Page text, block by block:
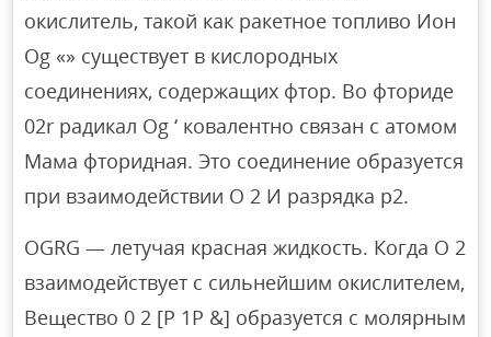
окислитель, такой как ракетное топливо Ион
Og «» существует в кислородных
соединениях, содержащих фтор. Во фториде
02r радикал Og ‘ ковалентно связан с атомом
Мама фторидная. Это соединение образуется
при взаимодействии O 2 И разрядка р2.
OGRG — летучая красная жидкость. Когда O 2
взаимодействует с сильнейшим окислителем,
Вещество 0 2 [P 1P &] образуется с молярным